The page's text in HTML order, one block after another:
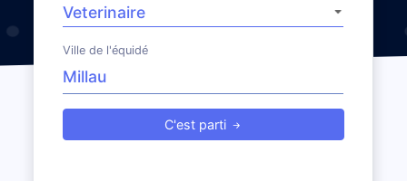
Ville de l'équidé
C'est parti